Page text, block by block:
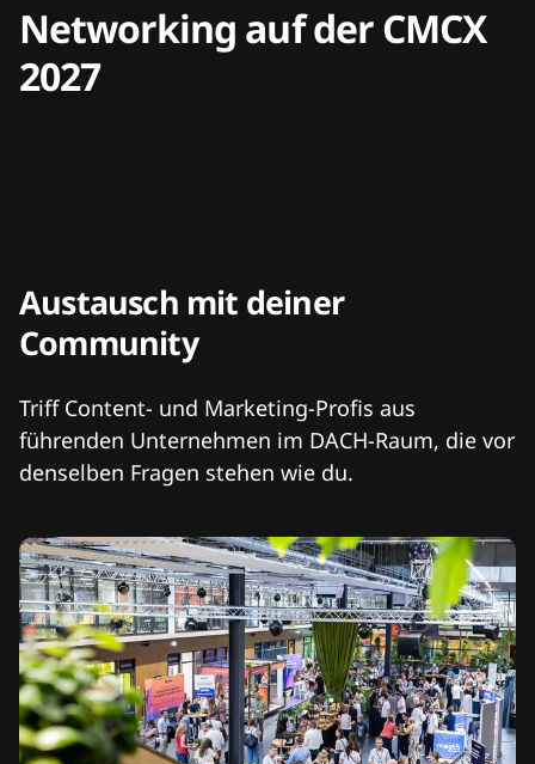
Networking auf der CMCX
2027
Austausch mit deiner
Community
Triff Content- und Marketing-Profis aus
führenden Unternehmen im DACH-Raum, die vor
denselben Fragen stehen wie du.